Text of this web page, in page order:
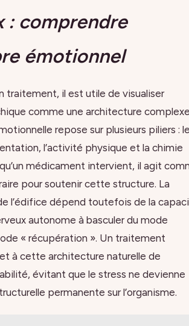
: comprendre
émotionnel
traitement, il est utile de visualiser
comme une architecture
repose sur plusieurs piliers :
l’activité physique et la chimie
médicament intervient, il agit
pour soutenir cette structure. La
l’édifice dépend toutefois de la
autonome à basculer du mode
« récupération ». Un traitement
à cette architecture naturelle de
évitant que le stress ne devienne
permanente sur l’organisme.